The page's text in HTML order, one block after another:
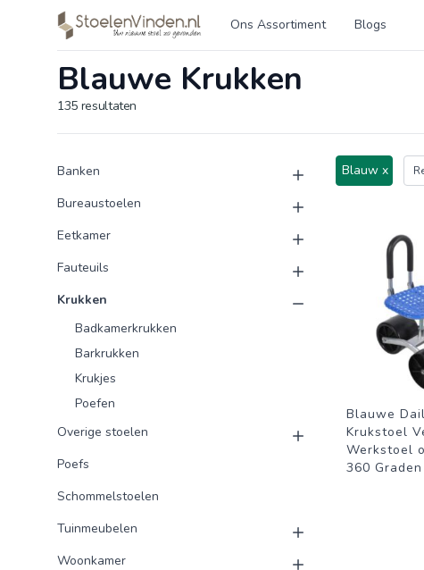
Logo stoelenvinden.nl Ons Assortiment Blogs
Blauwe Krukken
135 resultaten
Producten
Product categorieën
Banken
Bureaustoelen
Eetkamer
Fauteuils
Krukken
Badkamerkrukken
Barkrukken
Krukjes
Poefen
Overige stoelen
Poefs
Schommelstoelen
Tuinmeubelen
Woonkamer
Blauw x
Blauwe
Krukstoel
Werkstoel
360